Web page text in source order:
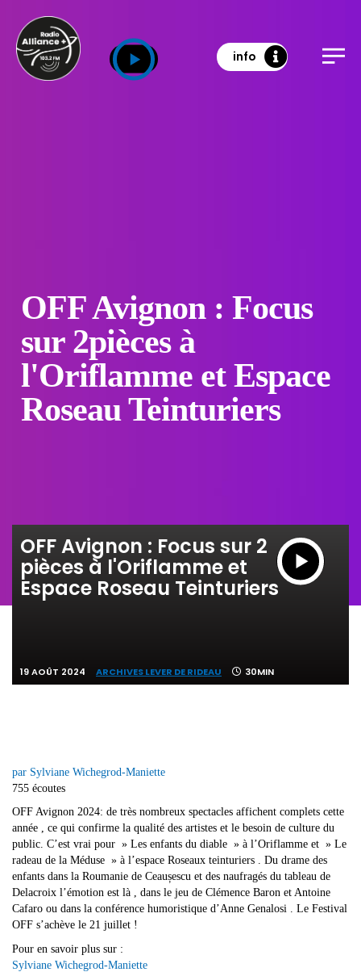
info
OFF Avignon : Focus
sur 2pièces à
l'Oriflamme et Espace
Roseau Teinturiers
OFF Avignon : Focus sur 2
pièces à l'Oriflamme et
Espace Roseau Teinturiers
19 AOÛT 2024 ARCHIVES LEVER DE RIDEAU 30MIN
par Sylviane Wichegrod-Maniette
755 écoutes
OFF Avignon 2024: de très nombreux spectacles affichent complets cette
année , ce qui confirme la qualité des artistes et le besoin de culture du
public. C’est vrai pour » Les enfants du diable » à l’Oriflamme et » Le
radeau de la Méduse » à l’espace Roseaux teinturiers . Du drame des
enfants dans la Roumanie de Ceaușescu et des naufragés du tableau de
Delacroix l’émotion est là , dans le jeu de Clémence Baron et Antoine
Cafaro ou dans la conférence humoristique d’Anne Genalosi . Le Festival
OFF s’achève le 21 juillet !
Pour en savoir plus sur :
Sylviane Wichegrod-Maniette